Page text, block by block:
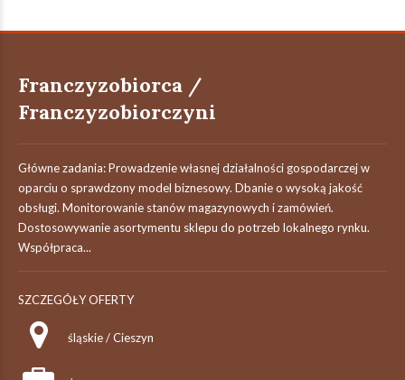
Franczyzobiorca /
Franczyzobiorczyni
Główne zadania: Prowadzenie własnej działalności gospodarczej w
oparciu o sprawdzony model biznesowy. Dbanie o wysoką jakość
obsługi. Monitorowanie stanów magazynowych i zamówień.
Dostosowywanie asortymentu sklepu do potrzeb lokalnego rynku.
Współpraca...
SZCZEGÓŁY OFERTY
śląskie / Cieszyn